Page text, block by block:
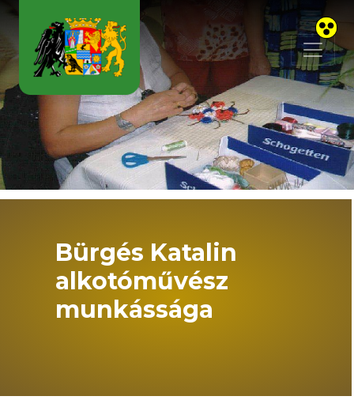
Bürgés Katalin
alkotóművész
munkássága